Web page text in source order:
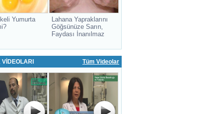
Yumurta
Lahana Yapraklarını
Göğsünüze Sarın,
Faydası İnanılmaz
Tüm Videolar